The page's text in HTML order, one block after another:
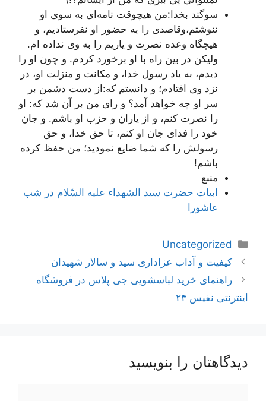
سوگند بخدا:من هیچوقت نامه‌ای به سوی او
ننوشتم،وقاصدی را به حضور او نفرستادیم، و
هیچگاه وعده نصرت و یاریم را به وی نداده ام.
ولیکن در بین راه با او برخورد کردم. و چون او را
دیدم، به یاد رسول خدا، و مکانت و منزلت او، در
نزد وی افتادم؛ و دانستم که:از دست دشمن بر
سر او چه خواهد آمد؟ و رای من بر آن شد که: او
را نصرت کنم، و از یاران و حزب او باشم. و جان
خود را فدای جان او کنم، تا حق خدا، و حق
رسولش را که شما ضایع نمودید؛ من حفظ کرده
باشم!
منبع
ابيات‌ حضرت‌ سيد الشهداء عليه‌ السّلام‌ در شب‌
عاشورا
دسته‌ها
Uncategorized
ناوبری
نوشته‌ها
کیفیت و آداب عزاداری سید و سالار شهیدان
راهنمای خرید لباسشویی جی پلاس در فروشگاه
اینترنتی نفیس ۲۴
دیدگاهتان را بنویسید